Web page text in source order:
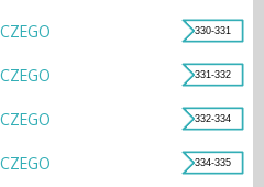
330-331
331-332
332-334
334-335